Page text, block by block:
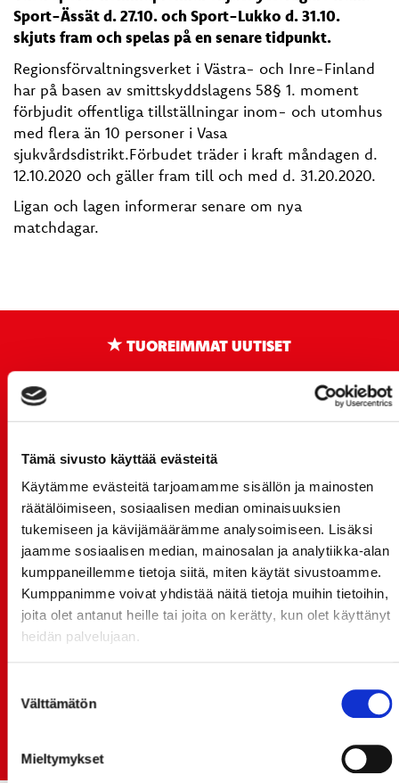
Tämä sivusto käyttää evästeitä
Käytämme evästeitä tarjoamamme sisällön ja mainosten
räätälöimiseen, sosiaalisen median ominaisuuksien
tukemiseen ja kävijämäärämme analysoimiseen. Lisäksi
jaamme sosiaalisen median, mainosalan ja analytiikka-alan
kumppaneillemme tietoja siitä, miten käytät sivustoamme.
Kumppanimme voivat yhdistää näitä tietoja muihin tietoihin,
joita olet antanut heille tai joita on kerätty, kun olet käyttänyt
heidän palvelujaan.
valinta
Välttämätön
Mieltymykset
Sport-Ässät d. 27.10. och Sport-Lukko d. 31.10.
skjuts fram och spelas på en senare tidpunkt.
Regionsförvaltningsverket i Västra- och Inre-Finland
har på basen av smittskyddslagens 58§ 1. moment
förbjudit offentliga tillställningar inom- och utomhus
med flera än 10 personer i Vasa
sjukvårdsdistrikt.Förbudet träder i kraft måndagen d.
12.10.2020 och gäller fram till och med d. 31.20.2020.
Ligan och lagen informerar senare om nya
matchdagar.
TUOREIMMAT UUTISET
JOKERIT-OTTELUN LIPUT MYYNTIIN HUOMENNA TI
20.07.
TULE MUKAAN ILMAISEEN
LIIKUNTALEIKKIKOULUUN KESÄ-HEINÄKUUSSA!
15.07.
SPORT-ÄSSÄT JA KOKO JOUKKUEEN MEET&GREET
TO 13.8. - LIPUT NYT MYYNNISSÄ
15.07.
Rinta-Joupin Autoliike jatkaa Sportin
Jokerit-matsi ja useat muut